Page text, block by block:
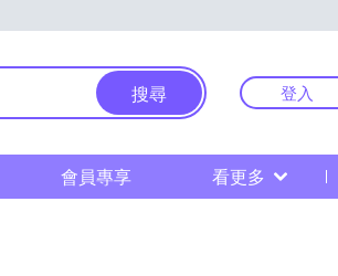
搜尋 登入
會員專享 看更多